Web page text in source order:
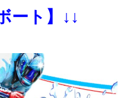
ート】↓↓